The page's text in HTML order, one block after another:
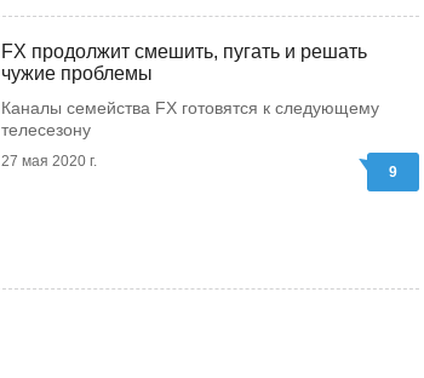
FX продолжит смешить, пугать и решать
чужие проблемы
Каналы семейства FX готовятся к следующему
телесезону
27 мая 2020 г.
9